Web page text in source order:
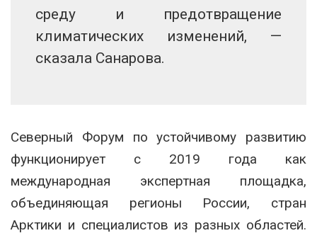
среду и предотвращение
климатических изменений, —
сказала Санарова.
Северный Форум по устойчивому развитию
функционирует с 2019 года как
международная экспертная площадка,
объединяющая регионы России, стран
Арктики и специалистов из разных областей.